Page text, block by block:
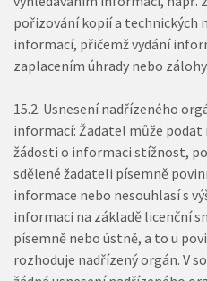
pořizování kopií a technických
informací, přičemž vydání
zaplacením úhrady nebo zálohy
15.2. Usnesení nadřízeného
informací: Žadatel může
žádosti o informaci stížnost,
sdělené žadateli písemně
informace nebo nesouhlasí s
informaci na základě licenční
písemně nebo ústně, a to u
rozhoduje nadřízený orgán. V